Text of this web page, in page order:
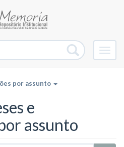
por assunto
e
assunto